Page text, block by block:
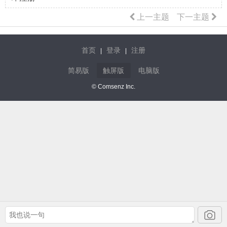
下一主题
上一主题
首页 登录 注册
简易版 触屏版 电脑版
© Comsenz Inc.